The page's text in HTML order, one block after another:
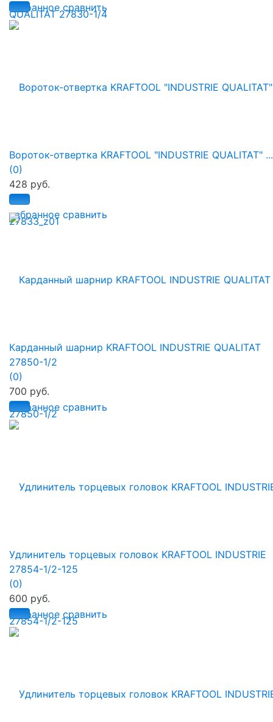
избранное сравнить
избранное сравнить
Вороток-отвертка KRAFTOOL "INDUSTRIE QUALITAT" ...
(0)
428 руб.
избранное сравнить
Карданный шарнир KRAFTOOL INDUSTRIE QUALITAT
27850-1/2
(0)
700 руб.
избранное сравнить
Удлинитель торцевых головок KRAFTOOL INDUSTRIE
27854-1/2-125
(0)
600 руб.